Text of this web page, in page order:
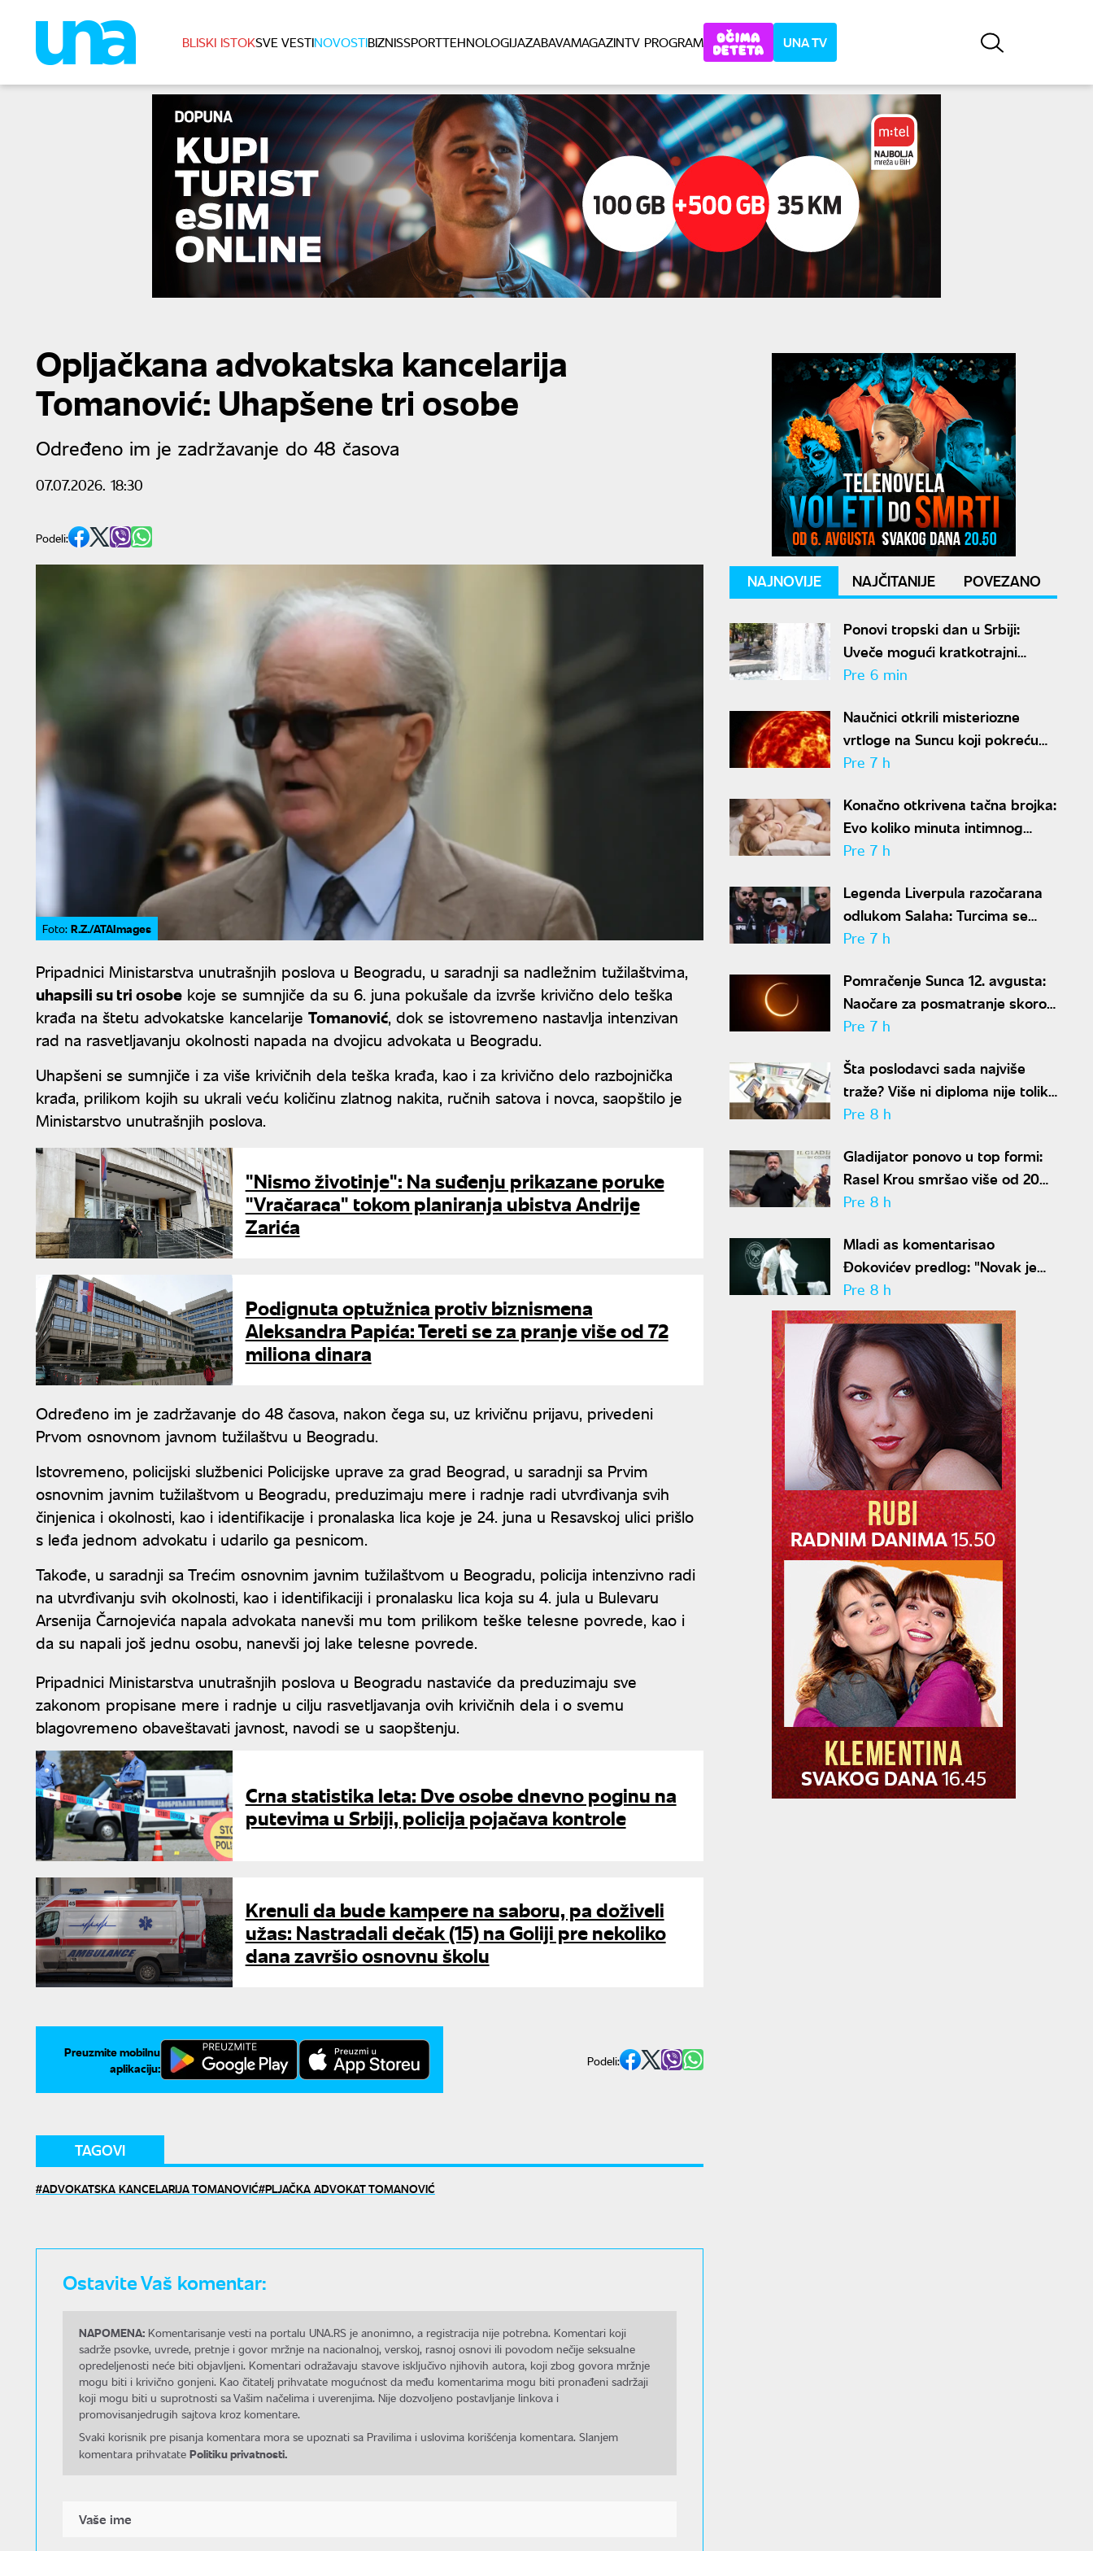
BLISKI ISTOKSVE VESTINOVOSTIBIZNISSPORTTEHNOLOGIJAZABAVAMAGAZINTV PROGRAM UNA TV
Opljačkana advokatska kancelarija
Tomanović: Uhapšene tri osobe
Određeno im je zadržavanje do 48 časova
07.07.2026. 18:30
Podeli:
Foto: R.Z./ATAImages
Pripadnici Ministarstva unutrašnjih poslova u Beogradu, u saradnji sa nadležnim tužilaštvima,
uhapsili su tri osobe koje se sumnjiče da su 6. juna pokušale da izvrše krivično delo teška
krađa na štetu advokatske kancelarije Tomanović, dok se istovremeno nastavlja intenzivan
rad na rasvetljavanju okolnosti napada na dvojicu advokata u Beogradu.
Uhapšeni se sumnjiče i za više krivičnih dela teška krađa, kao i za krivično delo razbojnička
krađa, prilikom kojih su ukrali veću količinu zlatnog nakita, ručnih satova i novca, saopštilo je
Ministarstvo unutrašnjih poslova.
"Nismo životinje": Na suđenju prikazane poruke
"Vračaraca" tokom planiranja ubistva Andrije
Zarića
Podignuta optužnica protiv biznismena
Aleksandra Papića: Tereti se za pranje više od 72
miliona dinara
Određeno im je zadržavanje do 48 časova, nakon čega su, uz krivičnu prijavu, privedeni
Prvom osnovnom javnom tužilaštvu u Beogradu.
Istovremeno, policijski službenici Policijske uprave za grad Beograd, u saradnji sa Prvim
osnovnim javnim tužilaštvom u Beogradu, preduzimaju mere i radnje radi utvrđivanja svih
činjenica i okolnosti, kao i identifikacije i pronalaska lica koje je 24. juna u Resavskoj ulici prišlo
s leđa jednom advokatu i udarilo ga pesnicom.
Takođe, u saradnji sa Trećim osnovnim javnim tužilaštvom u Beogradu, policija intenzivno radi
na utvrđivanju svih okolnosti, kao i identifikaciji i pronalasku lica koja su 4. jula u Bulevaru
Arsenija Čarnojevića napala advokata nanevši mu tom prilikom teške telesne povrede, kao i
da su napali još jednu osobu, nanevši joj lake telesne povrede.
Pripadnici Ministarstva unutrašnjih poslova u Beogradu nastaviće da preduzimaju sve
zakonom propisane mere i radnje u cilju rasvetljavanja ovih krivičnih dela i o svemu
blagovremeno obaveštavati javnost, navodi se u saopštenju.
Crna statistika leta: Dve osobe dnevno poginu na
putevima u Srbiji, policija pojačava kontrole
Krenuli da bude kampere na saboru, pa doživeli
užas: Nastradali dečak (15) na Goliji pre nekoliko
dana završio osnovnu školu
Preuzmite mobilnu
aplikaciju:
Podeli:
TAGOVI
ADVOKATSKA KANCELARIJA TOMANOVIĆ PLJAČKA ADVOKAT TOMANOVIĆ
Ostavite Vaš komentar:
NAPOMENA: Komentarisanje vesti na portalu UNA.RS je anonimno, a registracija nije potrebna. Komentari koji
sadrže psovke, uvrede, pretnje i govor mržnje na nacionalnoj, verskoj, rasnoj osnovi ili povodom nečije seksualne
opredeljenosti neće biti objavljeni. Komentari odražavaju stavove isključivo njihovih autora, koji zbog govora mržnje
mogu biti i krivično gonjeni. Kao čitatelj prihvatate mogućnost da među komentarima mogu biti pronađeni sadržaji
koji mogu biti u suprotnosti sa Vašim načelima i uverenjima. Nije dozvoljeno postavljanje linkova i
promovisanjedrugih sajtova kroz komentare.
Svaki korisnik pre pisanja komentara mora se upoznati sa Pravilima i uslovima korišćenja komentara. Slanjem
komentara prihvatate Politiku privatnosti.
NAJNOVIJE NAJČITANIJE POVEZANO
Ponovi tropski dan u Srbiji:
Uveče mogući kratkotrajni
pljuskovi sa grmljavinom
Pre 6 min
Naučnici otkrili misteriozne
vrtloge na Suncu koji pokreću
solarne baklje
Pre 7 h
Konačno otkrivena tačna brojka:
Evo koliko minuta intimnog
odnosa je ženi potrebno da bi
Pre 7 h
Legenda Liverpula razočarana
odlukom Salaha: Turcima se
neće dopasti ove reči
Pre 7 h
Pomračenje Sunca 12. avgusta:
Naočare za posmatranje skoro
rasprodate
Pre 7 h
Šta poslodavci sada najviše
traže? Više ni diploma nije toliko
važna
Pre 8 h
Gladijator ponovo u top formi:
Rasel Krou smršao više od 20
kilograma pa zapalio društvene
Pre 8 h
Mladi as komentarisao
Đokovićev predlog: "Novak je
sve stariji, zato nam predlaže
kraće mečeve"
Pre 8 h